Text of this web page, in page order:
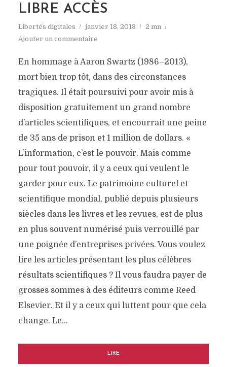
LIBRE ACCÈS
Libertés digitales janvier 18, 2013
2 mn
Ajouter un commentaire
En hommage à Aaron Swartz (1986–2013),
mort bien trop tôt, dans des circonstances
tragiques. Il était poursuivi pour avoir mis à
disposition gratuitement un grand nombre
d’articles scientifiques, et encourrait une peine
de 35 ans de prison et 1 million de dollars. «
L’information, c’est le pouvoir. Mais comme
pour tout pouvoir, il y a ceux qui veulent le
garder pour eux. Le patrimoine culturel et
scientifique mondial, publié depuis plusieurs
siècles dans les livres et les revues, est de plus
en plus souvent numérisé puis verrouillé par
une poignée d’entreprises privées. Vous voulez
lire les articles présentant les plus célèbres
résultats scientifiques ? Il vous faudra payer de
grosses sommes à des éditeurs comme Reed
Elsevier. Et il y a ceux qui luttent pour que cela
change. Le…
LIRE